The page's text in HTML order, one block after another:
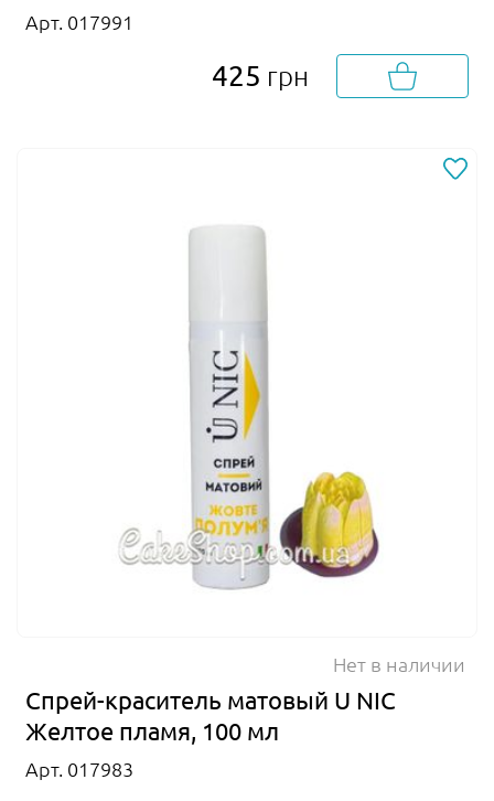
Арт. 017991
425 грн
Нет в наличии
Спрей-краситель матовый U NIC
Желтое пламя, 100 мл
Арт. 017983